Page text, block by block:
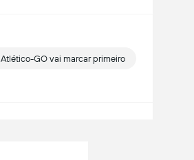
Atlético-GO vai marcar primeiro